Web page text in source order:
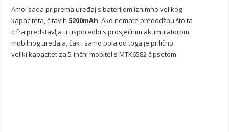
Amoi sada priprema uređaj s baterijom iznimno velikog
kapaciteta, čitavih 5200mAh. Ako nemate predodžbu što ta
cifra predstavlja u usporedbi s prosječnim akumulatorom
mobilnog uređaja, čak i samo pola od toga je prilično
veliki kapacitet za 5-inčni mobitel s MTK6582 čipsetom.